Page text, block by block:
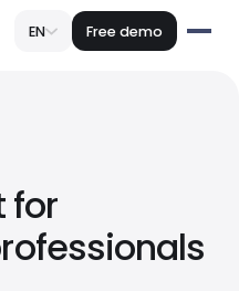
EN Free demo
for